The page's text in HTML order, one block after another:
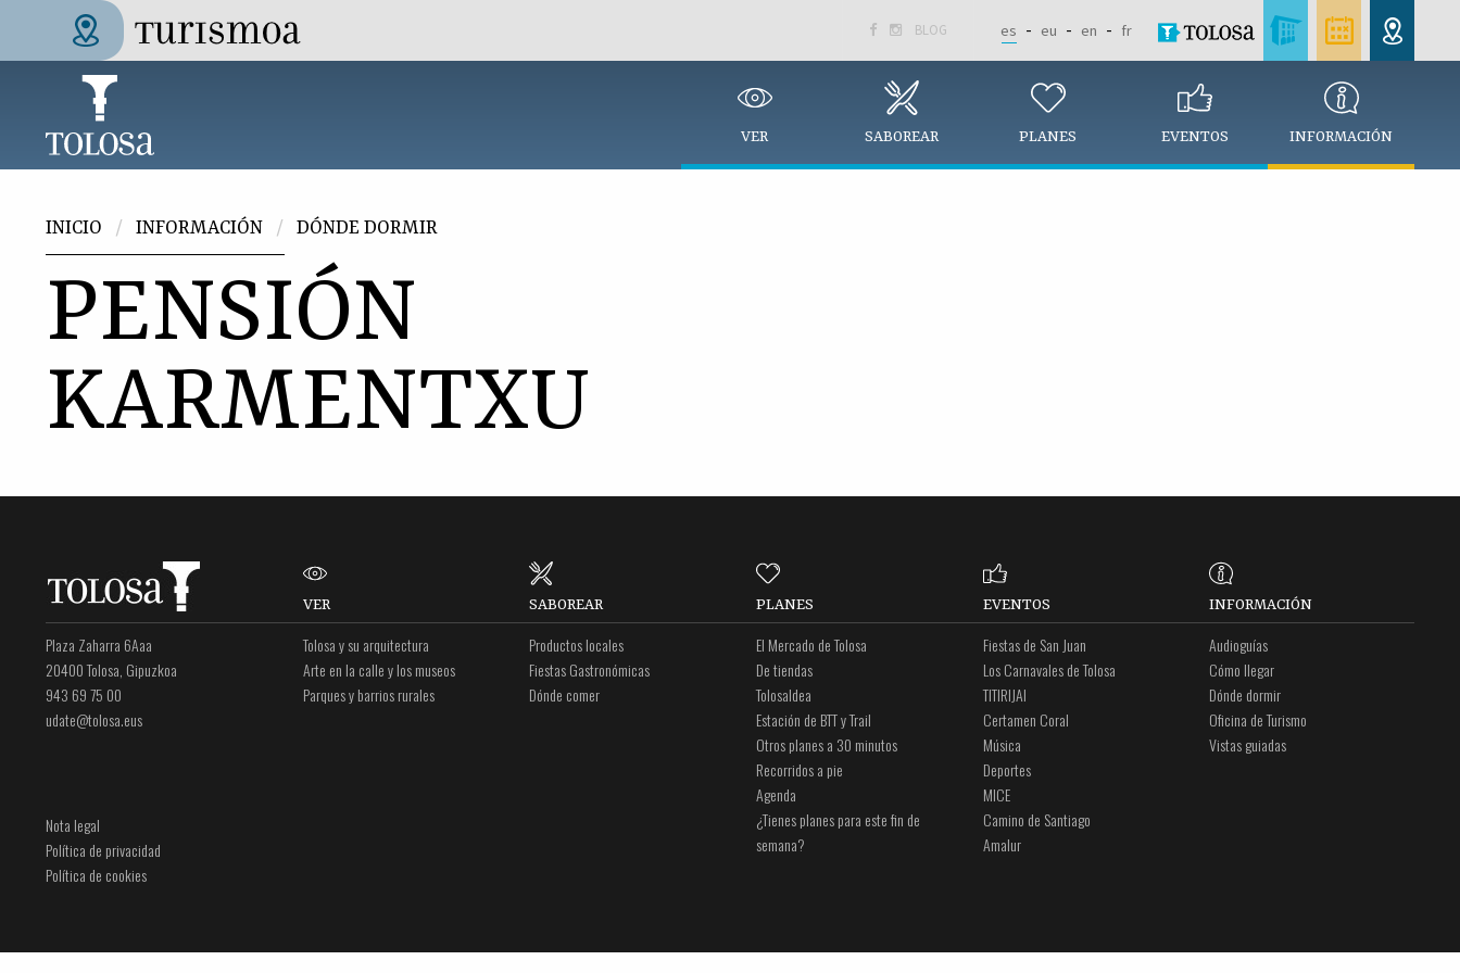
Pasar al contenido principal
Tolosa Turismoa
  BLOG es eu en fr
VER SABOREAR PLANES EVENTOS INFORMACIÓN
INICIO INFORMACIÓN DÓNDE DORMIR
PENSIÓN
KARMENTXU
VER
Tolosa y su arquitectura
Arte en la calle y los museos
Parques y barrios rurales
SABOREAR
Productos locales
Fiestas Gastronómicas
Dónde comer
PLANES
El Mercado de Tolosa
De tiendas
Tolosaldea
Estación de BTT y Trail
Otros planes a 30 minutos
Recorridos a pie
Agenda
¿Tienes planes para este fin de
semana?
EVENTOS
Fiestas de San Juan
Los Carnavales de Tolosa
TITIRIJAI
Certamen Coral
Música
Deportes
MICE
Camino de Santiago
Amalur
INFORMACIÓN
Audioguías
Cómo llegar
Dónde dormir
Oficina de Turismo
Vistas guiadas
Plaza Zaharra 6Aaa
20400 Tolosa, Gipuzkoa
943 69 75 00
udate@tolosa.eus
Nota legal
Política de privacidad
Política de cookies